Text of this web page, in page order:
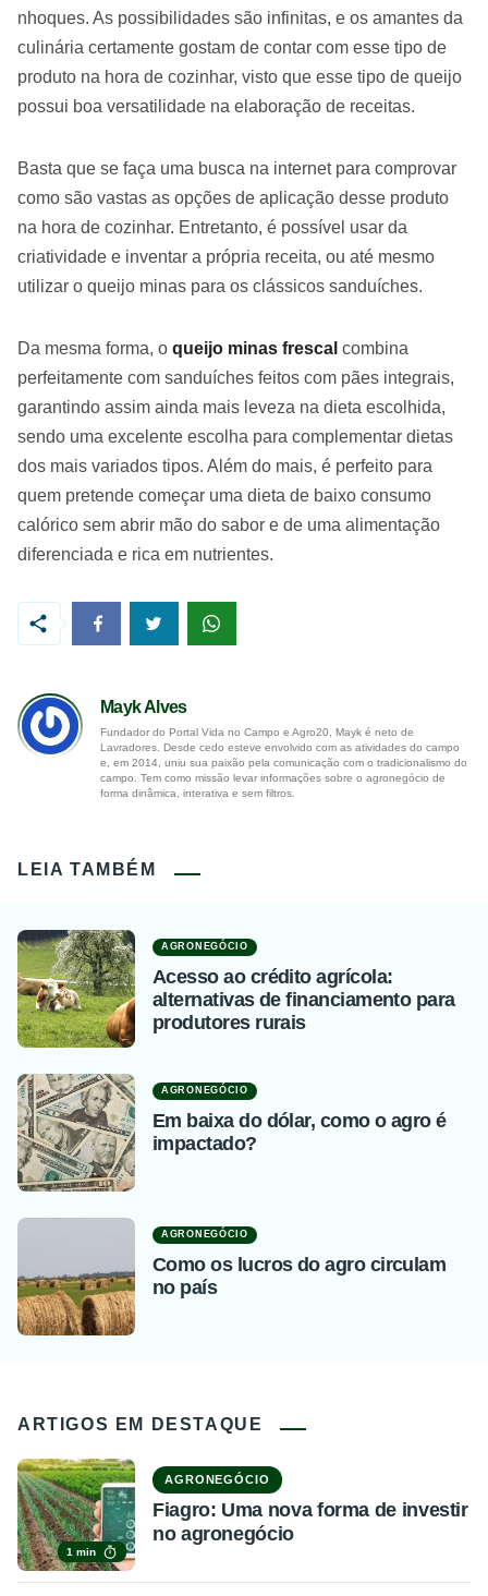
nhoques. As possibilidades são infinitas, e os amantes da
culinária certamente gostam de contar com esse tipo de
produto na hora de cozinhar, visto que esse tipo de queijo
possui boa versatilidade na elaboração de receitas.
Basta que se faça uma busca na internet para comprovar
como são vastas as opções de aplicação desse produto
na hora de cozinhar. Entretanto, é possível usar da
criatividade e inventar a própria receita, ou até mesmo
utilizar o queijo minas para os clássicos sanduíches.
Da mesma forma, o queijo minas frescal combina
perfeitamente com sanduíches feitos com pães integrais,
garantindo assim ainda mais leveza na dieta escolhida,
sendo uma excelente escolha para complementar dietas
dos mais variados tipos. Além do mais, é perfeito para
quem pretende começar uma dieta de baixo consumo
calórico sem abrir mão do sabor e de uma alimentação
diferenciada e rica em nutrientes.
Mayk Alves
Fundador do Portal Vida no Campo e Agro20, Mayk é neto de
Lavradores. Desde cedo esteve envolvido com as atividades do campo
e, em 2014, uniu sua paixão pela comunicação com o tradicionalismo do
campo. Tem como missão levar informações sobre o agronegócio de
forma dinâmica, interativa e sem filtros.
LEIA TAMBÉM
AGRONEGÓCIO
Acesso ao crédito agrícola:
alternativas de financiamento para
produtores rurais
AGRONEGÓCIO
Em baixa do dólar, como o agro é
impactado?
AGRONEGÓCIO
Como os lucros do agro circulam
no país
ARTIGOS EM DESTAQUE
1 min
AGRONEGÓCIO
Fiagro: Uma nova forma de investir
no agronegócio